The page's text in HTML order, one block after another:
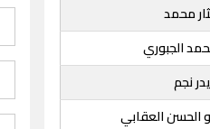
محمد
الجبوري
نجم
الحسن العقابي